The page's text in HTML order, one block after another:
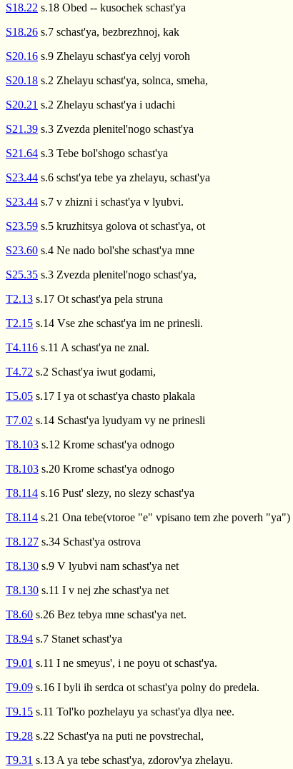
S18.22 s.18 Obed -- kusochek schast'ya
S18.26 s.7 schast'ya, bezbrezhnoj, kak
S20.16 s.9 Zhelayu schast'ya celyj voroh
S20.18 s.2 Zhelayu schast'ya, solnca, smeha,
S20.21 s.2 Zhelayu schast'ya i udachi
S21.39 s.3 Zvezda plenitel'nogo schast'ya
S21.64 s.3 Tebe bol'shogo schast'ya
S23.44 s.6 schst'ya tebe ya zhelayu, schast'ya
S23.44 s.7 v zhizni i schast'ya v lyubvi.
S23.59 s.5 kruzhitsya golova ot schast'ya, ot
S23.60 s.4 Ne nado bol'she schast'ya mne
S25.35 s.3 Zvezda plenitel'nogo schast'ya,
T2.13 s.17 Ot schast'ya pela struna
T2.15 s.14 Vse zhe schast'ya im ne prinesli.
T4.116 s.11 A schast'ya ne znal.
T4.72 s.2 Schast'ya iwut godami,
T5.05 s.17 I ya ot schast'ya chasto plakala
T7.02 s.14 Schast'ya lyudyam vy ne prinesli
T8.103 s.12 Krome schast'ya odnogo
T8.103 s.20 Krome schast'ya odnogo
T8.114 s.16 Pust' slezy, no slezy schast'ya
T8.114 s.21 Ona tebe(vtoroe "e" vpisano tem zhe poverh "ya")
T8.127 s.34 Schast'ya ostrova
T8.130 s.9 V lyubvi nam schast'ya net
T8.130 s.11 I v nej zhe schast'ya net
T8.60 s.26 Bez tebya mne schast'ya net.
T8.94 s.7 Stanet schast'ya
T9.01 s.11 I ne smeyus', i ne poyu ot schast'ya.
T9.09 s.16 I byli ih serdca ot schast'ya polny do predela.
T9.15 s.11 Tol'ko pozhelayu ya schast'ya dlya nee.
T9.28 s.22 Schast'ya na puti ne povstrechal,
T9.31 s.13 A ya tebe schast'ya, zdorov'ya zhelayu.